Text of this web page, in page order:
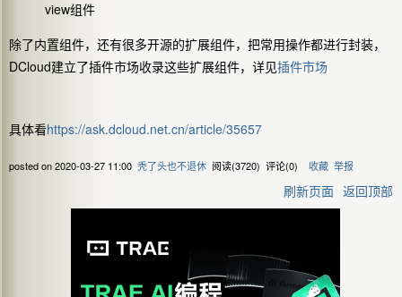
view组件
除了内置组件，还有很多开源的扩展组件，把常用操作都进行封装，
DCloud建立了插件市场收录这些扩展组件，详见插件市场
具体看https://ask.dcloud.net.cn/article/35657
posted on2020-03-27 11:00 秃了头也不退休 阅读(3720) 评论(0) 收藏 举报
刷新页面 返回顶部